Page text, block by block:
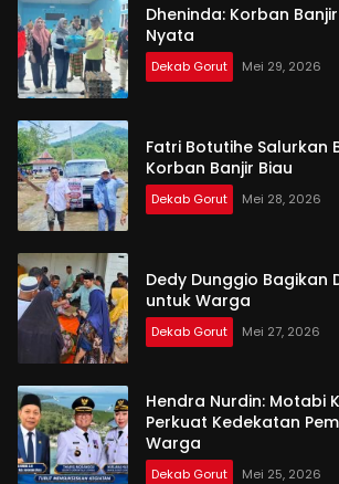
Dheninda: Korban
Nyata
Dekab Gorut Mei 29, 2026
Fatri Botutihe Salurkan
Korban Banjir Biau
Dekab Gorut Mei 28, 2026
Dedy Dunggio Bagikan
untuk Warga
Dekab Gorut Mei 27, 2026
Hendra Nurdin: Motabi
Perkuat Kedekatan
Warga
Dekab Gorut Mei 25, 2026